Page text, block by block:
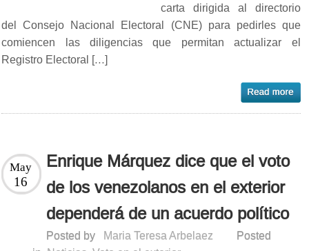
carta dirigida al directorio
del Consejo Nacional Electoral (CNE) para pedirles que
comiencen las diligencias que permitan actualizar el
Registro Electoral […]
Enrique Márquez dice que el voto
de los venezolanos en el exterior
dependerá de un acuerdo político
May
16
Posted by Maria Teresa Arbelaez
Posted